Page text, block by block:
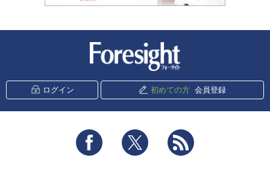
ログイン 初めての方 会員登録
Facebook Twitter